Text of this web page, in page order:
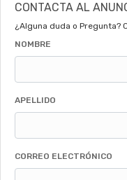
CONTACTA AL
¿Alguna duda o Pregunta?
NOMBRE
APELLIDO
CORREO ELECTRÓNICO